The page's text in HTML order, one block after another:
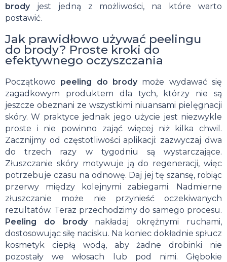
brodyjest jedną z możliwości, na które warto
postawić.
Jak prawidłowo używać peelingu
do brody? Proste kroki do
efektywnego oczyszczania
Początkowo peeling do brodymoże wydawać się
zagadkowym produktem dla tych, którzy nie są
jeszcze obeznani ze wszystkimi niuansami pielęgnacji
skóry. W praktyce jednak jego użycie jest niezwykle
proste i nie powinno zająć więcej niż kilka chwil.
Zacznijmy od częstotliwości aplikacji: zazwyczaj dwa
do trzech razy w tygodniu są wystarczające.
Złuszczanie skóry motywuje ją do regeneracji, więc
potrzebuje czasu na odnowę. Daj jej tę szansę, robiąc
przerwy między kolejnymi zabiegami. Nadmierne
złuszczanie może nie przynieść oczekiwanych
rezultatów. Teraz przechodzimy do samego procesu.
Peeling do brodynakładaj okrężnymi ruchami,
dostosowując siłę nacisku. Na koniec dokładnie spłucz
kosmetyk ciepłą wodą, aby żadne drobinki nie
pozostały we włosach lub pod nimi. Głębokie